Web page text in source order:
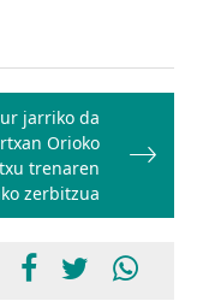
jarriko da
Orioko
trenaren
zerbitzua